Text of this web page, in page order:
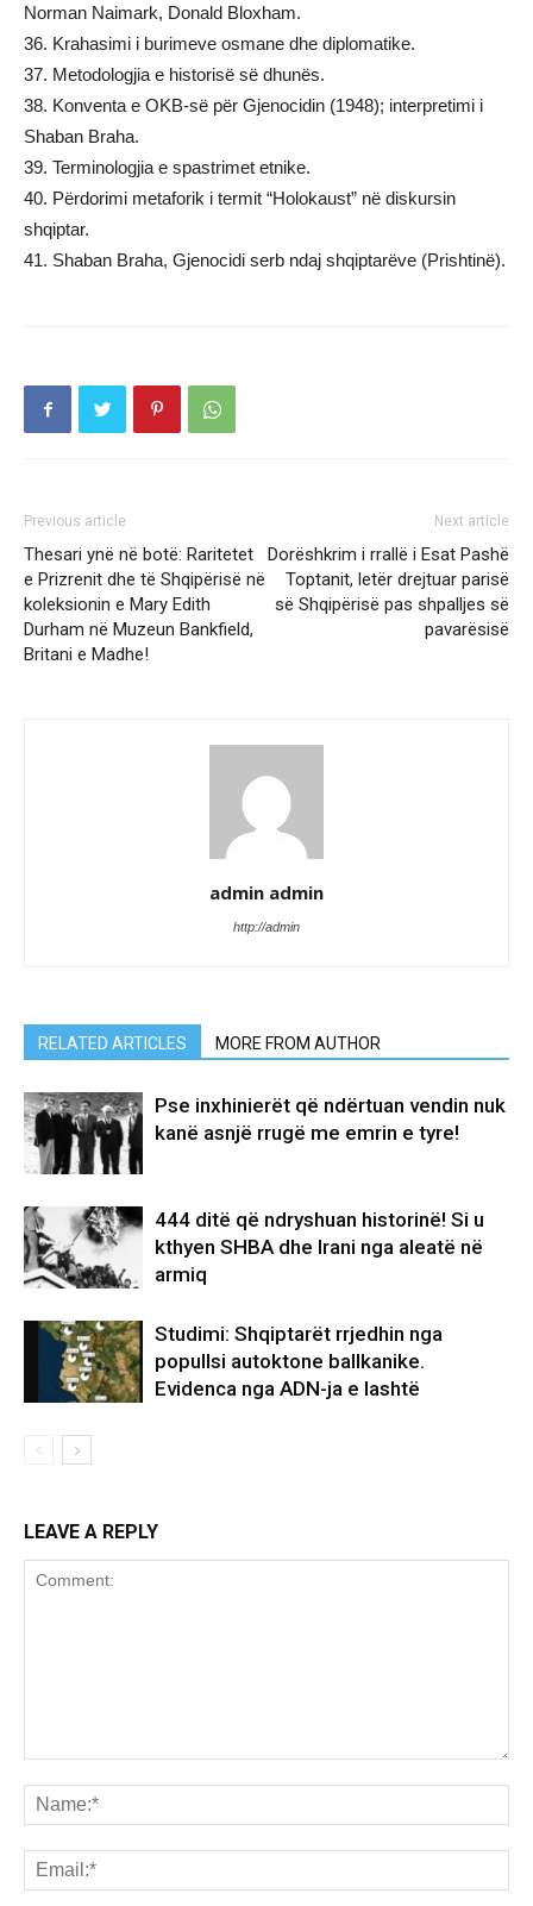
Norman Naimark, Donald Bloxham.
36. Krahasimi i burimeve osmane dhe diplomatike.
37. Metodologjia e historisë së dhunës.
38. Konventa e OKB-së për Gjenocidin (1948); interpretimi i
Shaban Braha.
39. Terminologjia e spastrimet etnike.
40. Përdorimi metaforik i termit “Holokaust” në diskursin
shqiptar.
41. Shaban Braha, Gjenocidi serb ndaj shqiptarëve (Prishtinë).
Previous article
Thesari ynë në botë: Raritetet
e Prizrenit dhe të Shqipërisë në
koleksionin e Mary Edith
Durham në Muzeun Bankfield,
Britani e Madhe!
Next article
Dorëshkrim i rrallë i Esat Pashë
Toptanit, letër drejtuar parisë
së Shqipërisë pas shpalljes së
pavarësisë
admin admin
http://admin
RELATED ARTICLES MORE FROM AUTHOR
Pse inxhinierët që ndërtuan vendin nuk
kanë asnjë rrugë me emrin e tyre!
444 ditë që ndryshuan historinë! Si u
kthyen SHBA dhe Irani nga aleatë në
armiq
Studimi: Shqiptarët rrjedhin nga
popullsi autoktone ballkanike.
Evidenca nga ADN-ja e lashtë
LEAVE A REPLY